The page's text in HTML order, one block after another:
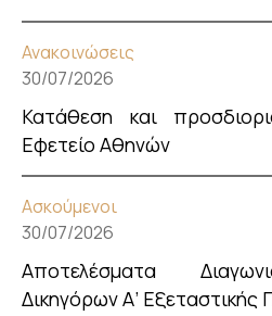
Ανακοινώσεις
30/07/2026
Κατάθεση και
Εφετείο Αθηνών
Ασκούμενοι
30/07/2026
Αποτελέσματα
Δικηγόρων Α’ Εξεταστικής